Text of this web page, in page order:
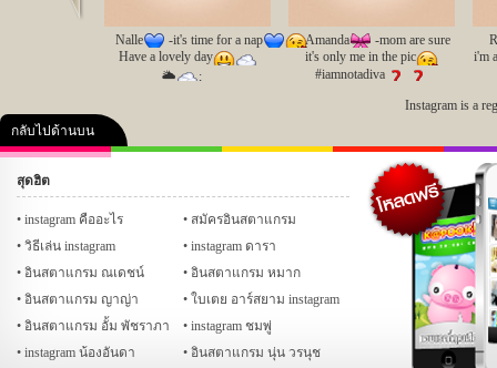
Nalle
-it's time for a nap
Have a lovely day
🌥
️;
Amanda
-mom are sure
it's only me in the pic
#iamnotadiva
i'm
Instagram is a
กลับไปด้านบน
เฟซบุ๊ก ทวิ
Glitter
สุดฮิต
instagram คืออะไร
สมัครอินสตาแกรม
วิธีเล่น instagram
instagram ดารา
อินสตาแกรม ณเดชน์
อินสตาแกรม หมาก
อินสตาแกรม ญาญ่า
ใบเตย อาร์สยาม instagram
อินสตาแกรม อั้ม พัชราภา
instagram ชมพู่
instagram น้องอันดา
อินสตาแกรม นุ่น วรนุช